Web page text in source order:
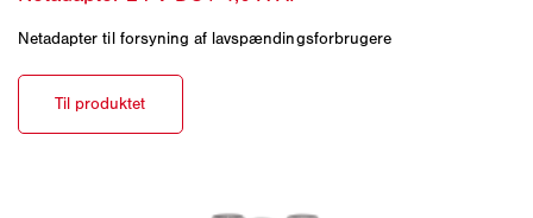
Netadapter til forsyning af lavspændingsforbrugere